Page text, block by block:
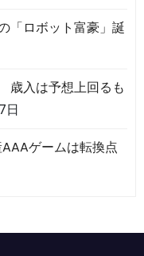
「ロボット富豪」誕
入は予想上回るも
日
ゲームは転換点